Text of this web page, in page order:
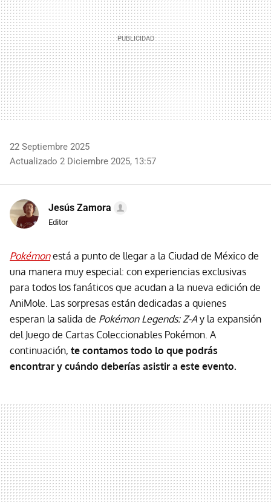
22 Septiembre 2025
Actualizado 2 Diciembre 2025, 13:57
Jesús Zamora
Editor
Pokémonestá a punto de llegar a la Ciudad de México de
una manera muy especial: con experiencias exclusivas
para todos los fanáticos que acudan a la nueva edición de
AniMole. Las sorpresas están dedicadas a quienes
esperan la salida de Pokémon Legends: Z-A y la expansión
del Juego de Cartas Coleccionables Pokémon. A
continuación, te contamos todo lo que podrás
encontrar y cuándo deberías asistir a este evento.